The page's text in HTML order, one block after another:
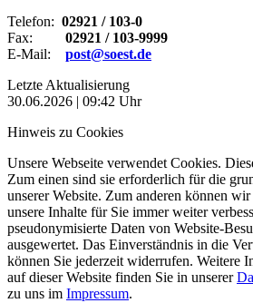
Telefon: 02921 / 103-0
Fax: 02921 / 103-9999
E-Mail: post@soest.de
Letzte Aktualisierung
30.06.2026 | 09:42 Uhr
Hinweis zu Cookies
Unsere Webseite verwendet Cookies.
Zum einen sind sie erforderlich für die
unserer Website. Zum anderen können
unsere Inhalte für Sie immer weiter
pseudonymisierte Daten von Website-
ausgewertet. Das Einverständnis in die
können Sie jederzeit widerrufen. Weitere
auf dieser Website finden Sie in unserer
zu uns im Impressum.